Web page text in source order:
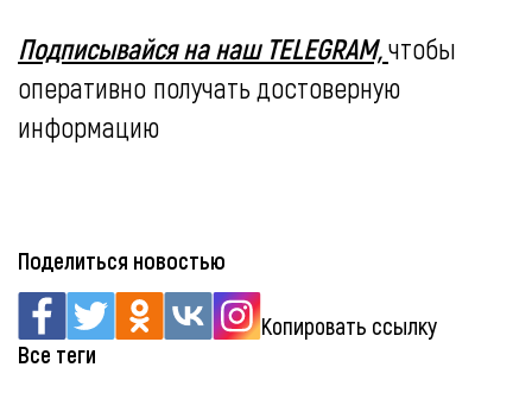
Подписывайся на наш TELEGRAM,чтобы
оперативно получать достоверную
информацию
Поделиться новостью
Копировать ссылку
Все теги